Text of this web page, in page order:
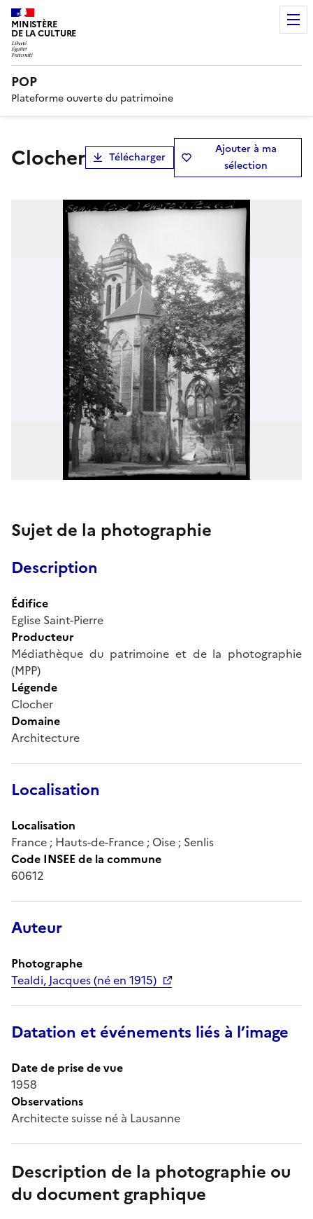
MINISTÈRE
DE LA CULTURE
POP
Plateforme ouverte du patrimoine
Clocher Télécharger
Ajouter à ma
sélection
Sujet de la photographie
Description
Édifice
Eglise Saint-Pierre
Producteur
Médiathèque du patrimoine et de la photographie
(MPP)
Légende
Clocher
Domaine
Architecture
Localisation
Localisation
France ; Hauts-de-France ; Oise ; Senlis
Code INSEE de la commune
60612
Auteur
Photographe
Tealdi, Jacques (né en 1915)
Datation et événements liés à l’image
Date de prise de vue
1958
Observations
Architecte suisse né à Lausanne
Description de la photographie ou
du document graphique